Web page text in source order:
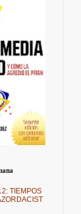
TIEMPOS